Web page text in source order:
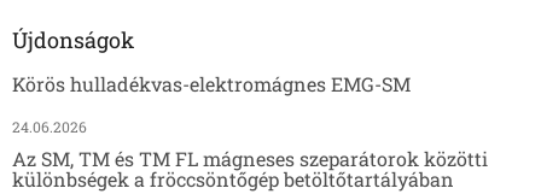
Újdonságok
Körös hulladékvas-elektromágnes EMG-SM
24.06.2026
Az SM, TM és TM FL mágneses szeparátorok közötti
különbségek a fröccsöntőgép betöltőtartályában